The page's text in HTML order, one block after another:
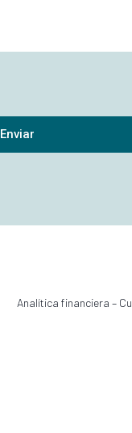
Enviar